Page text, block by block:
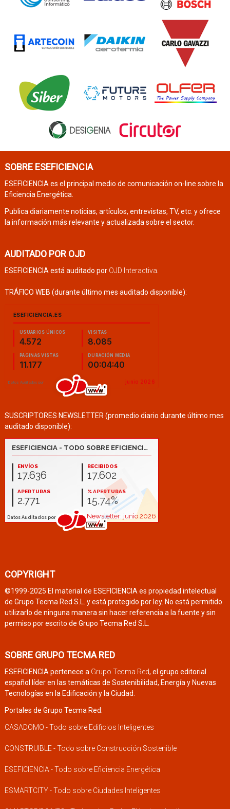
SOBRE ESEFICIENCIA
ESEFICIENCIA es el principal medio de comunicación on-line sobre la
Eficiencia Energética.
Publica diariamente noticias, artículos, entrevistas, TV, etc. y ofrece
la información más relevante y actualizada sobre el sector.
AUDITADO POR OJD
ESEFICIENCIA está auditado por OJD Interactiva
TRÁFICO WEB (durante último mes auditado disponible):
SUSCRIPTORES NEWSLETTER (promedio diario durante último mes
auditado disponible):
COPYRIGHT
©1999-2025 El material de ESEFICIENCIA es propiedad intelectual
de Grupo Tecma Red S.L. y está protegido por ley. No está permitido
utilizarlo de ninguna manera sin hacer referencia a la fuente y sin
permiso por escrito de Grupo Tecma Red S.L.
SOBRE GRUPO TECMA RED
ESEFICIENCIA pertenece a Grupo Tecma Red, el grupo editorial
español líder en las temáticas de Sostenibilidad, Energía y Nuevas
Tecnologías en la Edificación y la Ciudad.
Portales de Grupo Tecma Red:
CASADOMO - Todo sobre Edificios Inteligentes
CONSTRUIBLE - Todo sobre Construcción Sostenible
ESEFICIENCIA - Todo sobre Eficiencia Energética
ESMARTCITY - Todo sobre Ciudades Inteligentes